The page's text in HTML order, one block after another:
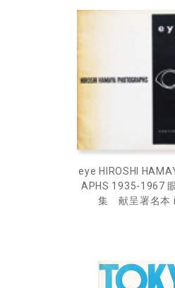
eye HIROSHI
APHS 1935-1967
集 献呈署名本